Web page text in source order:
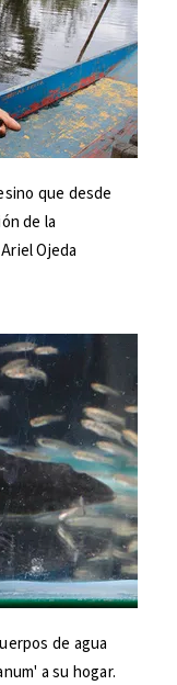
que desde
de la
Ojeda
de agua
a su hogar.